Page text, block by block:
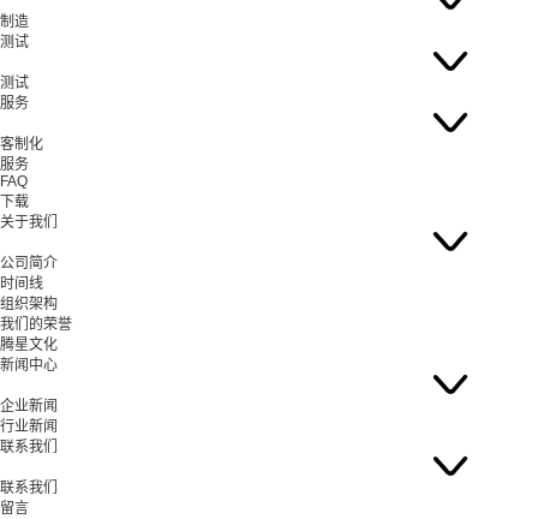
制造
测试
测试
服务
客制化
服务
FAQ
下载
关于我们
公司简介
时间线
组织架构
我们的荣誉
腾星文化
新闻中心
企业新闻
行业新闻
联系我们
联系我们
留言